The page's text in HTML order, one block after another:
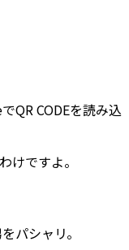
QR CODEを読み込
けですよ。
パシャリ。